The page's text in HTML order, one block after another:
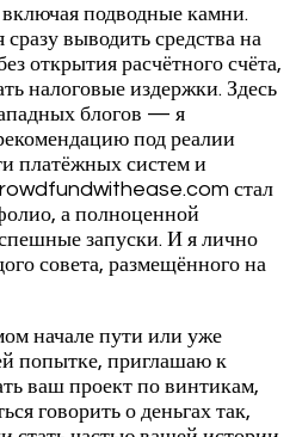
подводные камни.
выводить средства на
открытия расчётного счёта,
налоговые издержки. Здесь
блогов — я
под реалии
платёжных систем и
стал
а полноценной
запуски. И я лично
совета, размещённого на
начале пути или уже
попытке, приглашаю к
ваш проект по винтикам,
говорить о деньгах так,